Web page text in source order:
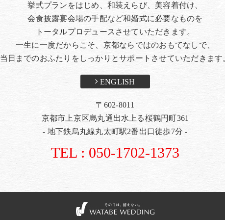
挙式プランをはじめ、和装えらび、美容着付け、
会食披露宴会場の手配など和婚式に必要なものを
トータルプロデュースさせていただきます。
一生に一度だからこそ、京都ならではのおもてなしで、
当日までのおふたりをしっかりとサポートさせていただきます
ENGLISH
〒602-8011
京都市上京区烏丸通出水上る桜鶴円町361
- 地下鉄烏丸線丸太町駅2番出口徒歩7分 -
TEL : 050-1702-1373